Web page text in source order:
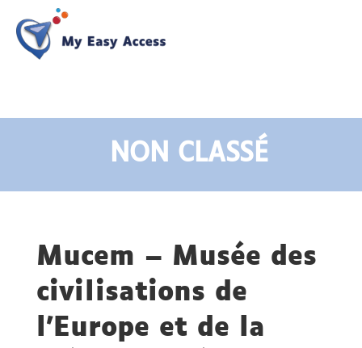
NON CLASSÉ
Mucem – Musée des
civilisations de
l’Europe et de la